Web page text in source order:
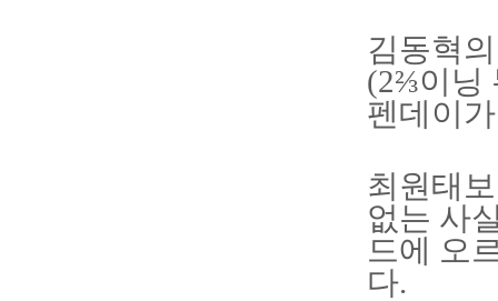
김동혁
(2⅔이닝
펜데이
최원태
없는 사
드에 오
다.